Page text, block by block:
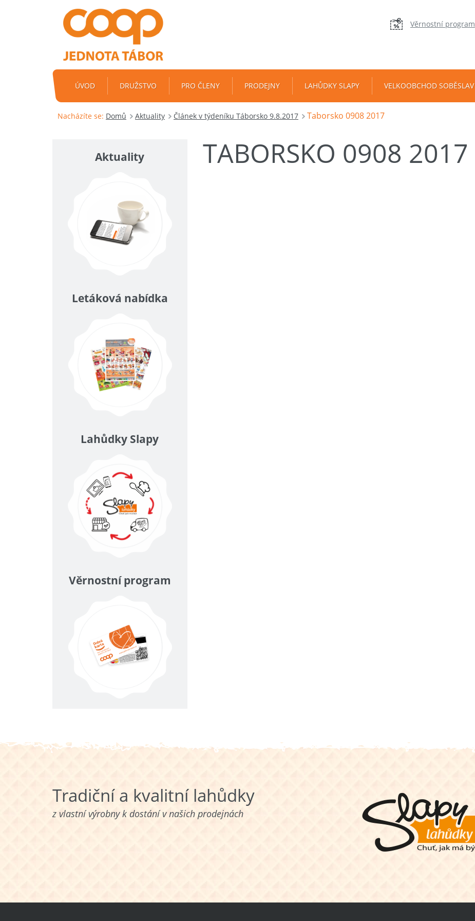
Věrnostní program
ÚVOD DRUŽSTVO PRO ČLENY PRODEJNY LAHŮDKY SLAPY VELKOOBCHOD SOBĚSLAV
Nacházíte se: Domů Aktuality Článek v týdeníku Táborsko 9.8.2017 Taborsko 0908 2017
TABORSKO 0908 2017
Aktuality
Letáková nabídka
Lahůdky Slapy
Věrnostní program
Tradiční a kvalitní lahůdky
z vlastní výrobny k dostání v našich prodejnách